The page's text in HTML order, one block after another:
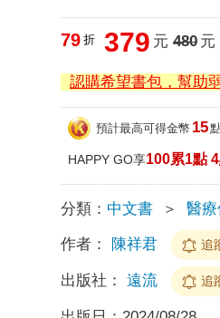
79 折 379 元 480元
認購希望書包，幫助
預計最高可得金幣 15
HAPPY GO享100累1點
分類： 中文書 ＞ 醫
作者： 陳祥君 追
出版社： 遠流 追